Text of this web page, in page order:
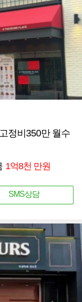
정비350만 월수
1억8천 만원
SMS상담